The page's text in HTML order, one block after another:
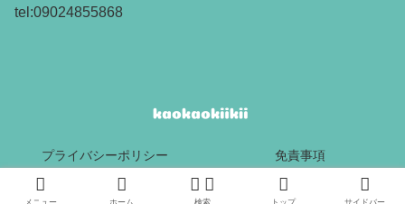
tel:09024855868
プライバシーポリシー 免責事項
Copyright © 2017 kaokaokiikii All Rights Reserved.
メニュー ホーム 検索 トップ サイドバー